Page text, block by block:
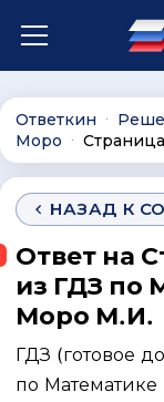
Ответкин ∙
Моро ∙
НАЗАД К
Ответ на
из ГДЗ по
Моро М.И.
ГДЗ (готовое
по